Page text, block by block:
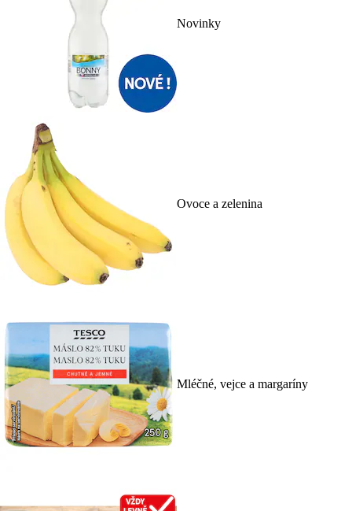
Novinky
Ovoce a zelenina
Mléčné, vejce a margaríny